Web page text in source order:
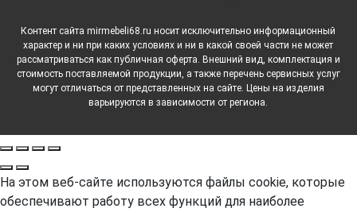
Контент сайта mirmebeli68.ru носит исключительно информационный
характер и ни при каких условиях и ни в какой своей части не может
рассматриваться как публичная оферта. Внешний вид, комплектация и
стоимость поставляемой продукции, а также перечень сервисных услуг
могут отличаться от представленных на сайте. Цены на изделия
варьируются в зависимости от региона.
На этом веб-сайте используются файлы cookie, которые
обеспечивают работу всех функций для наиболее